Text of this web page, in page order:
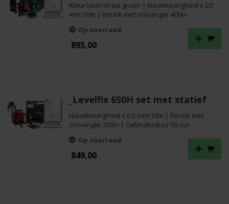
Kleur laserstraal groen | Nauwkeurigheid ± 0,5
mm/10m | Bereik met ontvanger 400m
Op voorraad
895,00
_Levelfix 650H set met statief
Nauwkeurigheid ± 0,5 mm/10m | Bereik met
ontvanger 300m | Gebruiksduur 55 uur
Op voorraad
849,00